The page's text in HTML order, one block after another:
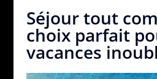
Séjour tout
choix parfait
vacances